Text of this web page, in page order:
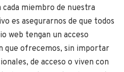
miembro de nuestra
es asegurarnos de que todos
web tengan un acceso
que ofrecemos, sin importar
de acceso o viven con